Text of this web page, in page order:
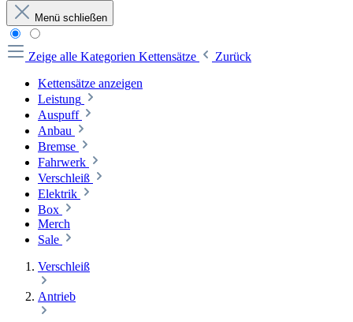
Menü schließen
Zeige alle Kategorien Kettensätze
Zurück
Kettensätze anzeigen
Leistung
Auspuff
Anbau
Bremse
Fahrwerk
Verschleiß
Elektrik
Box
Merch
Sale
Verschleiß
Antrieb